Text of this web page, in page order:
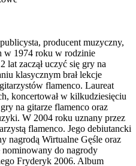
producent muzyczny,
w 1974 roku w rodzinie
lat zaczął uczyć się gry na
klasycznym brał lekcje
flamenco. Laureat
koncertował w kilkudziesięciu
na gitarze flamenco oraz
W 2004 roku uznany przez
flamenco. Jego debiutancki
nagrodą Wirtualne Gęśle oraz
do nagrody
Fryderyk 2006. Album